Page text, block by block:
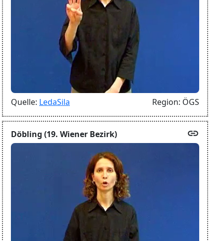
Quelle: LedaSila Region: ÖGS
Döbling (19. Wiener Bezirk) link